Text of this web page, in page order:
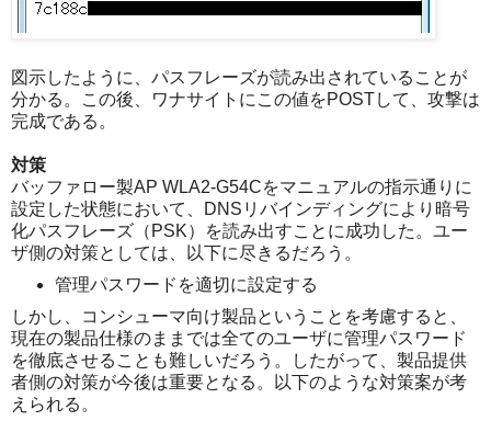
図示したように、パスフレーズが読み出されていることが
分かる。この後、ワナサイトにこの値をPOSTして、攻撃は
完成である。
対策
バッファロー製AP WLA2-G54Cをマニュアルの指示通りに
設定した状態において、DNSリバインディングにより暗号
化パスフレーズ（PSK）を読み出すことに成功した。ユー
ザ側の対策としては、以下に尽きるだろう。
管理パスワードを適切に設定する
しかし、コンシューマ向け製品ということを考慮すると、
現在の製品仕様のままでは全てのユーザに管理パスワード
を徹底させることも難しいだろう。したがって、製品提供
者側の対策が今後は重要となる。以下のような対策案が考
えられる。